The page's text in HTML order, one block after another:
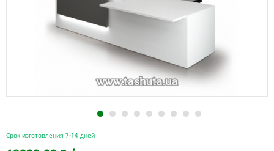
1 2 3 4 5 6 7 8 9
Срок изготовления 7-14 дней